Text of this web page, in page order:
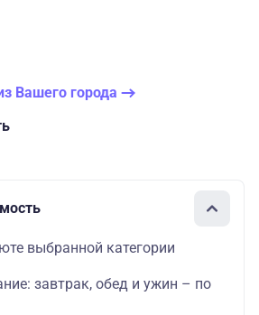
Вашего города
выбранной категории
завтрак, обед и ужин – по